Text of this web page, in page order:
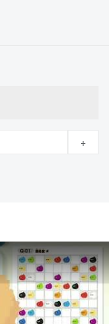
+